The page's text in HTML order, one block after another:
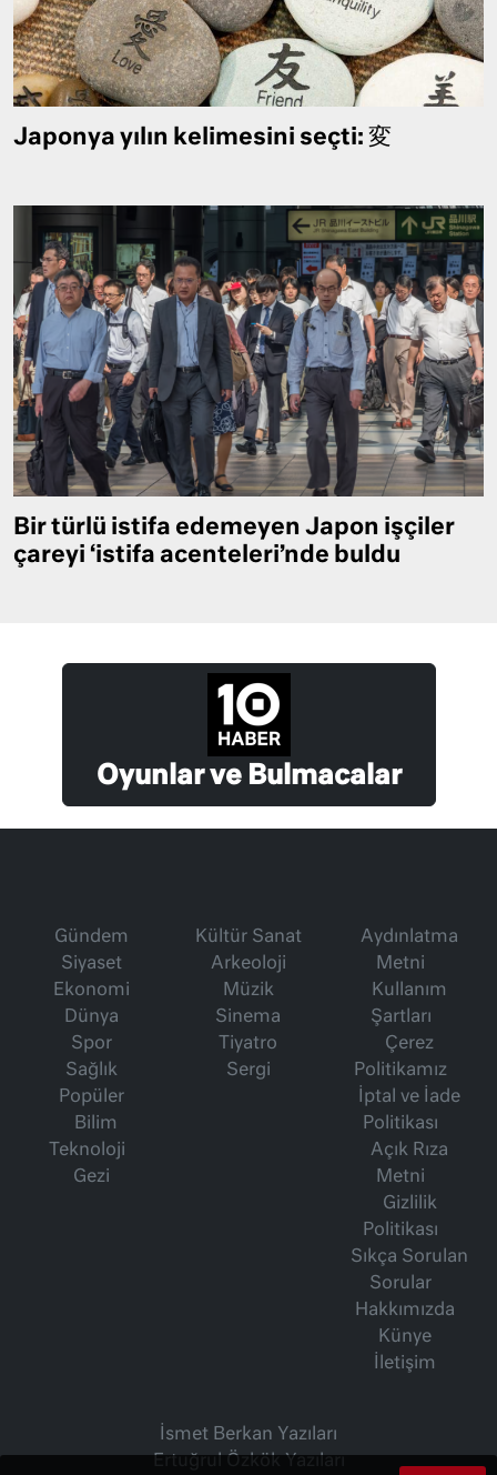
Japonya yılın kelimesini seçti: 変
Bir türlü istifa edemeyen Japon işçiler
çareyi ‘istifa acenteleri’nde buldu
Oyunlar ve Bulmacalar
Gündem
Siyaset
Ekonomi
Dünya
Spor
Sağlık
Popüler
Bilim
Teknoloji
Gezi
Kültür Sanat
Arkeoloji
Müzik
Sinema
Tiyatro
Sergi
Aydınlatma
Metni
Kullanım
Şartları
Çerez
Politikamız
İptal ve İade
Politikası
Açık Rıza
Metni
Gizlilik
Politikası
Sıkça Sorulan
Sorular
Hakkımızda
Künye
İletişim
İsmet Berkan Yazıları